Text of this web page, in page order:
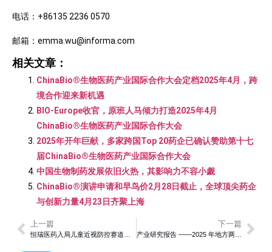
电话：+86135 2236 0570
邮箱：emma.wu@informa.com
相关文章：
ChinaBio®生物医药产业国际合作大会定档2025年4月，跨
境合作迎来新机遇
BIO-Europe收官，原班人马倾力打造2025年4月
ChinaBio®生物医药产业国际合作大会
2025年开年巨献，多家跨国Top 20药企已确认赞助第十七
届ChinaBio®生物医药产业国际合作大会
中国生物制药发展依旧火热，其影响力不容小觑
ChinaBio®演讲申请和早鸟价2月28日截止，全球顶尖药企
与创新力量4月23日齐聚上海
上一篇 下一篇
产业研究报告 ——2025 年地方两会生物医药产业的五大看点